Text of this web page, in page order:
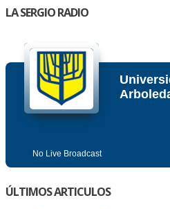
LA SERGIO RADIO
ÚLTIMOS ARTICULOS